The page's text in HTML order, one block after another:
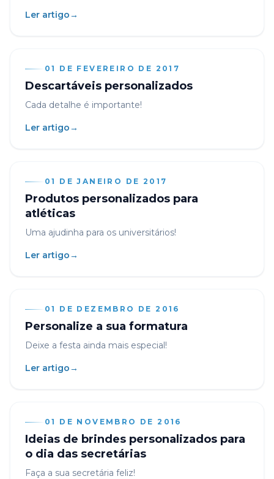
Ler artigo→
01 DE FEVEREIRO DE 2017
Descartáveis personalizados
Cada detalhe é importante!
Ler artigo→
01 DE JANEIRO DE 2017
Produtos personalizados para
atléticas
Uma ajudinha para os universitários!
Ler artigo→
01 DE DEZEMBRO DE 2016
Personalize a sua formatura
Deixe a festa ainda mais especial!
Ler artigo→
01 DE NOVEMBRO DE 2016
Ideias de brindes personalizados para
o dia das secretárias
Faça a sua secretária feliz!